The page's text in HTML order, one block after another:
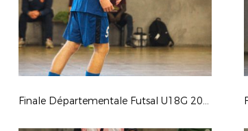
Finale Départementale Futsal U18G 2026